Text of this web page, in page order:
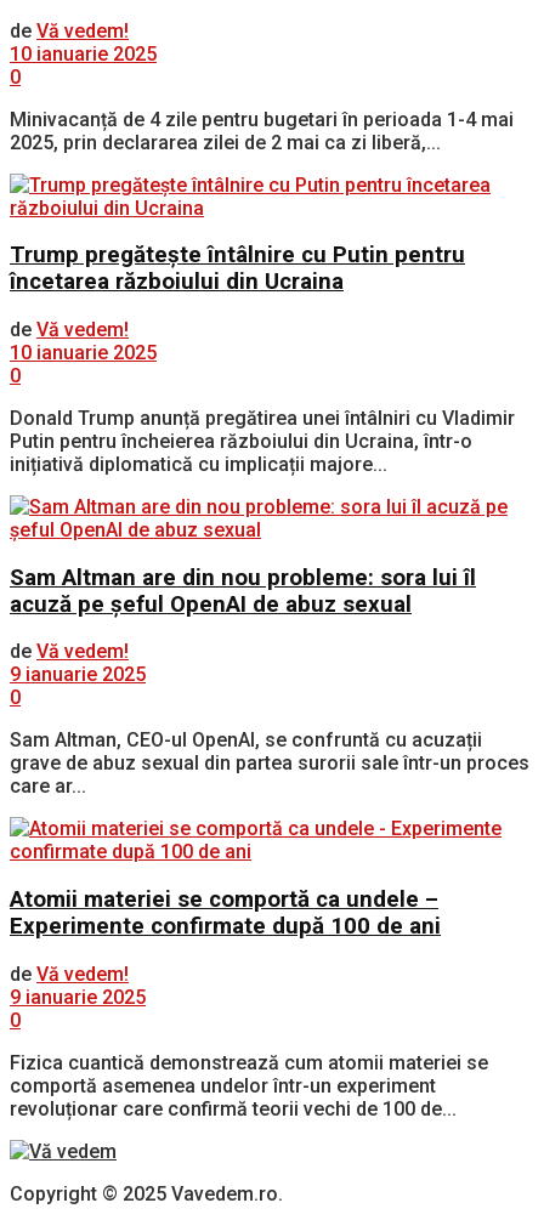
de Vă vedem!
10 ianuarie 2025
0
Minivacanță de 4 zile pentru bugetari în perioada 1-4 mai
2025, prin declararea zilei de 2 mai ca zi liberă,...
Trump pregătește întâlnire cu Putin pentru
încetarea războiului din Ucraina
de Vă vedem!
10 ianuarie 2025
0
Donald Trump anunță pregătirea unei întâlniri cu Vladimir
Putin pentru încheierea războiului din Ucraina, într-o
inițiativă diplomatică cu implicații majore...
Sam Altman are din nou probleme: sora lui îl
acuză pe șeful OpenAI de abuz sexual
de Vă vedem!
9 ianuarie 2025
0
Sam Altman, CEO-ul OpenAI, se confruntă cu acuzații
grave de abuz sexual din partea surorii sale într-un proces
care ar...
Atomii materiei se comportă ca undele –
Experimente confirmate după 100 de ani
de Vă vedem!
9 ianuarie 2025
0
Fizica cuantică demonstrează cum atomii materiei se
comportă asemenea undelor într-un experiment
revoluționar care confirmă teorii vechi de 100 de...
Copyright © 2025 Vavedem.ro.